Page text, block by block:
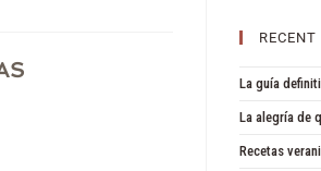
La guía
La alegría de
Recetas